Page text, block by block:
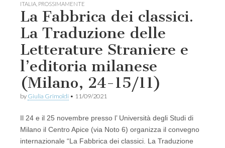
ITALIA PROSSIMAMENTE
La Fabbrica dei classici.
La Traduzione delle
Letterature Straniere e
l’editoria milanese
(Milano, 24-15/11)
by Giulia Grimoldi • 11/09/2021
Il 24 e il 25 novembre presso l’ Università degli Studi di
Milano il Centro Apice (via Noto 6) organizza il convegno
internazionale “La Fabbrica dei classici. La Traduzione